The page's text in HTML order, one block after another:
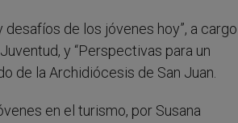
desafíos de los jóvenes hoy”, a cargo
y “Perspectivas para un
de la Archidiócesis de San Juan.
en el turismo, por Susana